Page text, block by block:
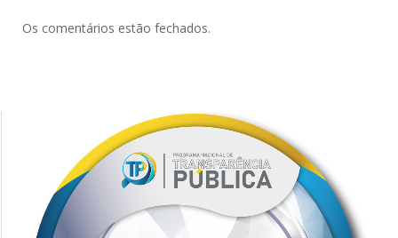
Os comentários estão fechados.